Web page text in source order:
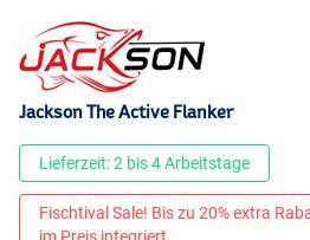
Jackson The Active Flanker
Lieferzeit: 2 bis 4 Arbeitstage
Fischtival Sale! Bis zu 20% extra